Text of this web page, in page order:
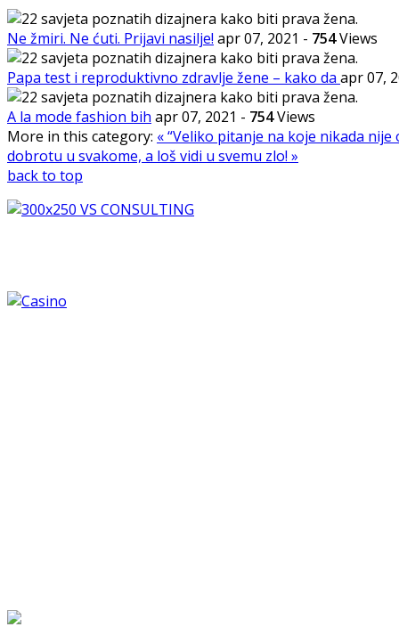
Ne žmiri. Ne ćuti. Prijavi nasilje! apr 07, 2021 - 754Views
Papa test i reproduktivno zdravlje žene – kako da apr 07,
A la mode fashion bih apr 07, 2021 - 754Views
More in this category: « “Veliko pitanje na koje nikada nije
dobrotu u svakome, a loš vidi u svemu zlo! »
back to top